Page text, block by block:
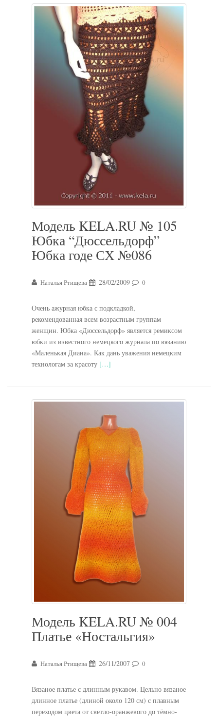
Модель KELA.RU № 105
Юбка “Дюссельдорф”
Юбка годе СХ №086
Наталья Ртищева 28/02/2009 0
Очень ажурная юбка с подкладкой,
рекомендованная всем возрастным группам
женщин. Юбка «Дюссельдорф» является ремиксом
юбки из известного немецкого журнала по вязанию
«Маленькая Диана». Как дань уважения немецким
технологам за красоту […]
Модель KELA.RU № 004
Платье «Ностальгия»
Наталья Ртищева 26/11/2007 0
Вязаное платье с длинным рукавом. Цельно вязаное
длинное платье (длиной около 120 см) с плавным
переходом цвета от светло-оранжевого до тёмно-